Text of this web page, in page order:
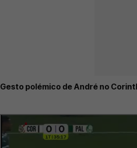
Gesto polémico de André no